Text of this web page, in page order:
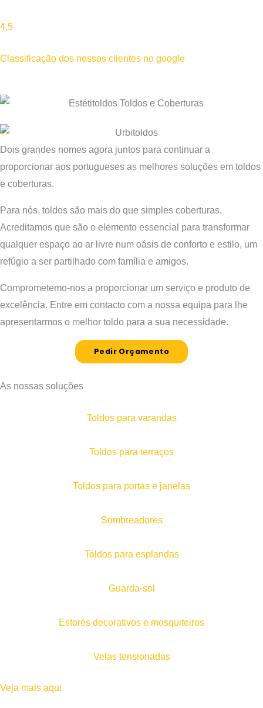
4,5
Classificação dos nossos clientes no google
Dois grandes nomes agora juntos para continuar a
proporcionar aos portugueses as melhores soluções em toldos
e coberturas.
Para nós, toldos são mais do que simples coberturas.
Acreditamos que são o elemento essencial para transformar
qualquer espaço ao ar livre num oásis de conforto e estilo, um
refúgio a ser partilhado com família e amigos.
Comprometemo-nos a proporcionar um serviço e produto de
excelência. Entre em contacto com a nossa equipa para lhe
apresentarmos o melhor toldo para a sua necessidade.
Pedir Orçamento
As nossas soluções
Toldos para varandas
Toldos para terraços
Toldos para portas e janelas
Sombreadores
Toldos para esplandas
Guarda-sol
Estores decorativos e mosquiteiros
Velas tensionadas
Veja mais aqui.